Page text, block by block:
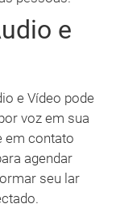
e
e Vídeo pode
voz em sua
em contato
agendar
seu lar